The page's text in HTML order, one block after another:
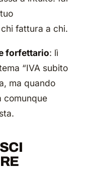
fattura a chi.
forfettario: lì
“IVA subito
ma quando
comunque